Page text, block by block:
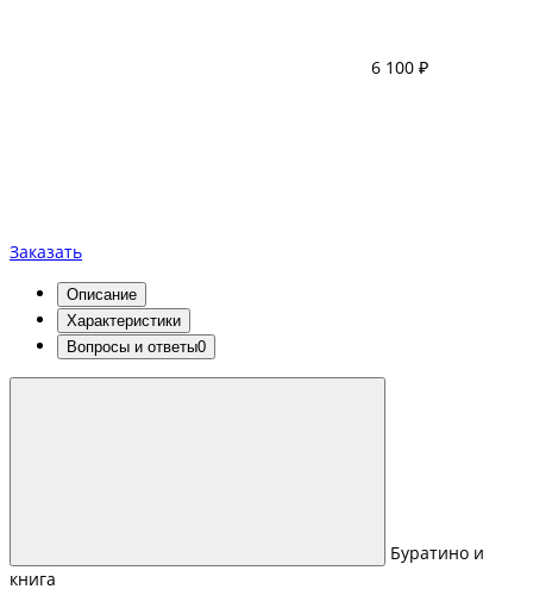
6 100 ₽
Заказать
Описание
Характеристики
Вопросы и ответы0
Буратино и
книга